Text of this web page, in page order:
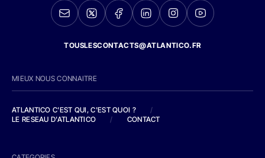
TOUSLESCONTACTS@ATLANTICO.FR
MIEUX NOUS CONNAITRE
ATLANTICO C'EST QUI, C'EST QUOI ?
/
LE RESEAU D'ATLANTICO
/ CONTACT